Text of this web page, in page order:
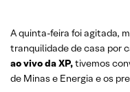
A quinta-feira foi agitada,
tranquilidade de casa por
ao vivo da XP,tivemos
de Minas e Energia e os